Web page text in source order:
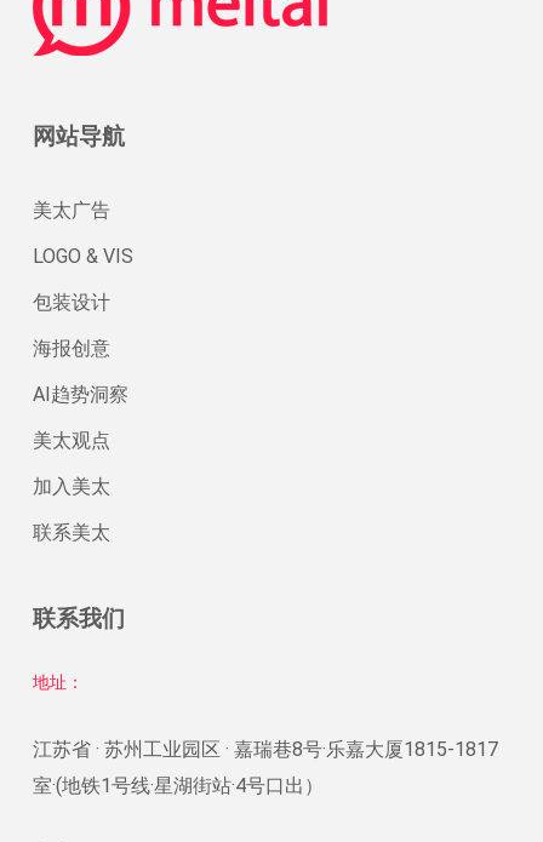
网站导航
美太广告
LOGO & VIS
包装设计
海报创意
AI趋势洞察
美太观点
加入美太
联系美太
联系我们
地址：
江苏省 · 苏州工业园区 · 嘉瑞巷8号·乐嘉大厦1815-1817
室·(地铁1号线·星湖街站·4号口出）